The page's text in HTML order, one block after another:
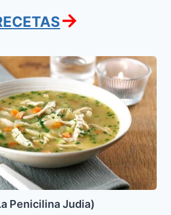
→
Penicilina Judia)